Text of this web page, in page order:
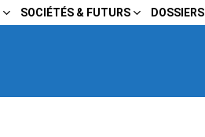
SOCIÉTÉS & FUTURS DOSSIERS